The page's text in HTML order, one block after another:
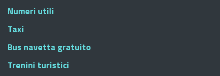
Numeri utili
Taxi
Bus navetta gratuito
Trenini turistici